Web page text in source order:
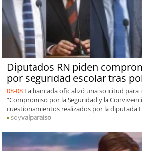
Diputados RN piden
por seguridad escolar tras
08-08 La bancada oficializó una solicitud para
“Compromiso por la Seguridad y la
cuestionamientos realizados por la diputada
soyvalparaiso